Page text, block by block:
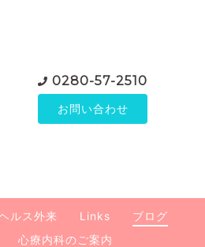
0280-57-2510
お問い合わせ
ルス外来 Links
ブログ
心療内科のご案内